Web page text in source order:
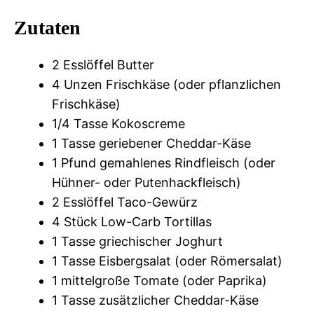
Zutaten
2 Esslöffel Butter
4 Unzen Frischkäse (oder pflanzlichen
Frischkäse)
1/4 Tasse Kokoscreme
1 Tasse geriebener Cheddar-Käse
1 Pfund gemahlenes Rindfleisch (oder
Hühner- oder Putenhackfleisch)
2 Esslöffel Taco-Gewürz
4 Stück Low-Carb Tortillas
1 Tasse griechischer Joghurt
1 Tasse Eisbergsalat (oder Römersalat)
1 mittelgroße Tomate (oder Paprika)
1 Tasse zusätzlicher Cheddar-Käse